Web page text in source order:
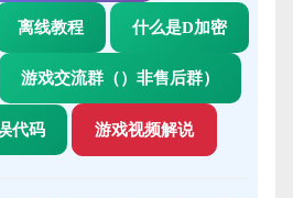
离线教程 什么是D加密
游戏交流群（）非售后群）
代码 游戏视频解说